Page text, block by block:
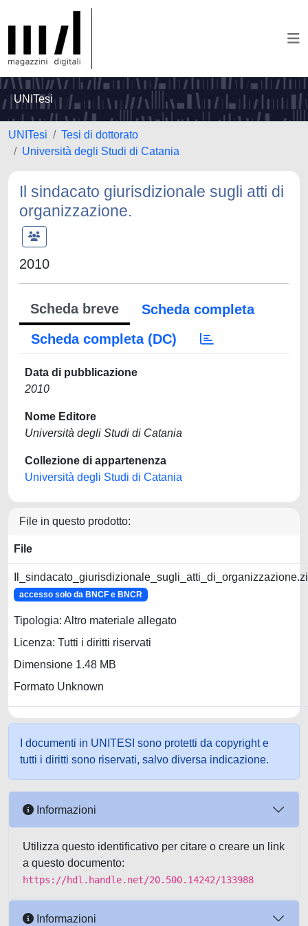
UNITesi
UNITesi
Tesi di dottorato
Università degli Studi di Catania
Il sindacato giurisdizionale sugli atti di
organizzazione.
2010
Scheda breve
Scheda completa
Scheda completa (DC)
Data di pubblicazione
2010
Nome Editore
Università degli Studi di Catania
Collezione di appartenenza
Università degli Studi di Catania
File in questo prodotto:
File
accesso solo da BNCF e BNCR
Tipologia: Altro materiale allegato
Licenza: Tutti i diritti riservati
Dimensione 1.48 MB
Formato Unknown
I documenti in UNITESI sono protetti da copyright e
tutti i diritti sono riservati, salvo diversa indicazione.
Informazioni
Utilizza questo identificativo per citare o creare un link
a questo documento:
https://hdl.handle.net/20.500.14242/133988
Informazioni